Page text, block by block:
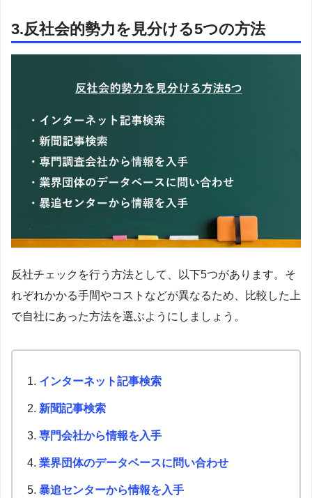
3.反社会的勢力を見分ける5つの方法
反社チェックを行う方法として、以下5つがあります。そ
れぞれかかる手間やコストなどが異なるため、比較した上
で自社にあった方法を選ぶようにしましょう。
インターネット記事検索
新聞記事検索
専門会社から情報を入手
業界団体のデータベースに問い合わせ
暴追センターから情報を入手